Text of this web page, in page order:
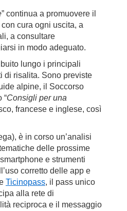
” continua a promuovere il
cura ogni uscita, a
a consultare
in modo adeguato.
lungo i principali
di risalita. Sono previste
alpine, il Soccorso
“Consigli per una
francese e inglese, così
è in corso un’analisi
delle prossime
e strumenti
corretto delle app e
Ticinopass, il pass unico
alla rete di
reciproca e il messaggio